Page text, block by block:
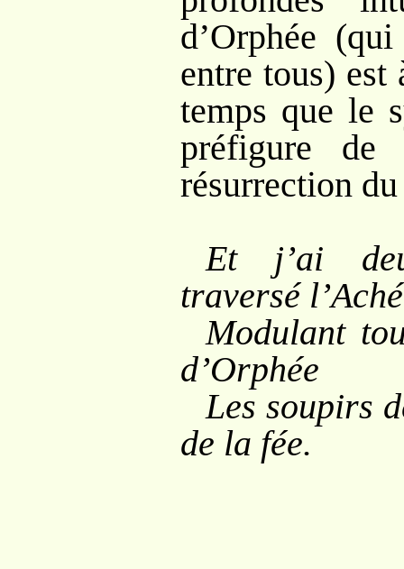
d’Orphée
entre tous) est
temps que le
préfigure
résurrection
Et j’ai
traversé
Modulant
d’Orphée
Les soupirs
de la fée.